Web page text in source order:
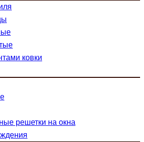
ковки
решетки на окна